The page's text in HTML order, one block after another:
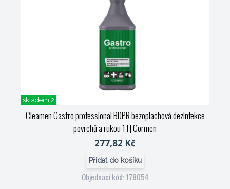
skladem 2
Cleamen Gastro professional BDPR bezoplachová dezinfekce
povrchů a rukou 1 l| Cormen
277,82 Kč
Přidat do košíku
Objednací kód: 178054